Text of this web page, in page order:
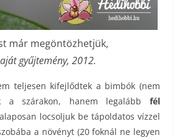
már megöntözhetjük,
gyűjtemény, 2012.
teljesen kifejlődtek a bimbók (nem
a szárakon, hanem legalább fél
locsoljuk be tápoldatos vízzel
a növényt (20 foknál ne legyen